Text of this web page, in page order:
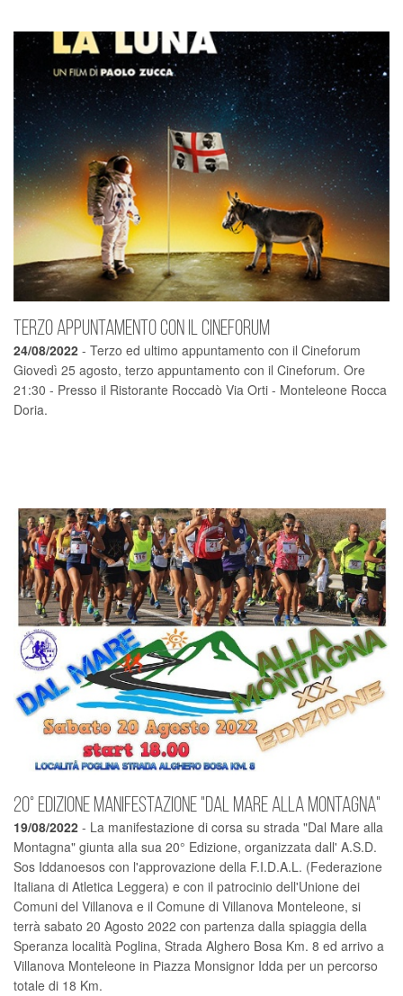
Terzo appuntamento con il cineforum
24/08/2022 - Terzo ed ultimo appuntamento con il Cineforum
Giovedì 25 agosto, terzo appuntamento con il Cineforum. Ore
21:30 - Presso il Ristorante Roccadò Via Orti - Monteleone Rocca
Doria.
20° EDIZIONE MANIFESTAZIONE "DAL MARE ALLA MONTAGNA"
19/08/2022 - La manifestazione di corsa su strada "Dal Mare alla
Montagna" giunta alla sua 20° Edizione, organizzata dall' A.S.D.
Sos Iddanoesos con l'approvazione della F.I.D.A.L. (Federazione
Italiana di Atletica Leggera) e con il patrocinio dell'Unione dei
Comuni del Villanova e il Comune di Villanova Monteleone, si
terrà sabato 20 Agosto 2022 con partenza dalla spiaggia della
Speranza località Poglina, Strada Alghero Bosa Km. 8 ed arrivo a
Villanova Monteleone in Piazza Monsignor Idda per un percorso
totale di 18 Km.